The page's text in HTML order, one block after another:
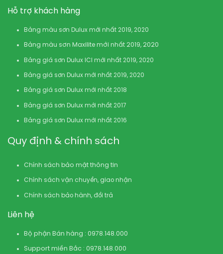
Hỗ trợ khách hàng
Bảng màu sơn Dulux mới nhất 2019, 2020
Bảng màu sơn Maxilite mới nhất 2019, 2020
Bảng giá sơn Dulux ICI mới nhất 2019, 2020
Bảng giá sơn Dulux mới nhất 2019, 2020
Bảng giá sơn Dulux mới nhất 2018
Bảng giá sơn Dulux mới nhất 2017
Bảng giá sơn Dulux mới nhất 2016
Quy định & chính sách
Chính sách bảo mật thông tin
Chính sách vận chuyển, giao nhận
Chính sách bảo hành, đổi trả
Liên hệ
Bộ phận Bán hàng : 0978.148.000
Support miền Bắc : 0978.148.000